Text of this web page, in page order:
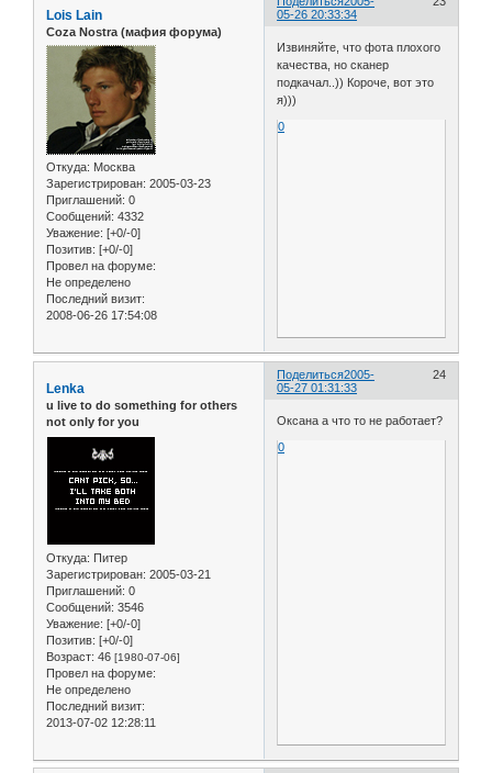
05-26 20:33:34
Lois Lain
Coza Nostra (мафия форума)
Откуда: Москва
Зарегистрирован: 2005-03-23
Приглашений: 0
Сообщений: 4332
Уважение: [+0/-0]
Позитив: [+0/-0]
Провел на форуме:
Не определено
Последний визит:
2008-06-26 17:54:08
Извиняйте, что фота плохого
качества, но сканер
подкачал..)) Короче, вот это
я)))
0
Поделиться 24
2005-
05-27 01:31:33
Lenka
u live to do something for others
not only for you
Откуда: Питер
Зарегистрирован: 2005-03-21
Приглашений: 0
Сообщений: 3546
Уважение: [+0/-0]
Позитив: [+0/-0]
Возраст: 46 [1980-07-06]
Провел на форуме:
Не определено
Последний визит:
2013-07-02 12:28:11
Оксана а что то не работает?
0